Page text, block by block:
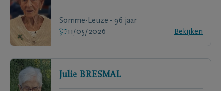
Somme-Leuze - 96 jaar
11/05/2026
Bekijken
Julie BRESMAL